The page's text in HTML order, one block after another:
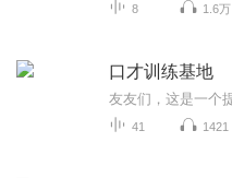
8 1.6万
口才训练基地
41 1421